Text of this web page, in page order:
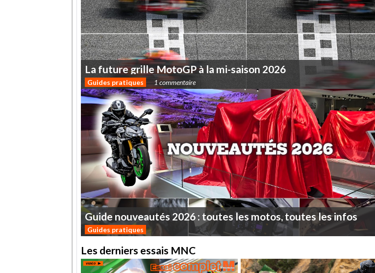
La futuregrilleMotoGP à la mi-saison 2026
Guides pratiques 1 commentaire
Guide nouveautés 2026 : toutes lesmotos,toutesles infos
Guides pratiques
Les derniers essais MNC